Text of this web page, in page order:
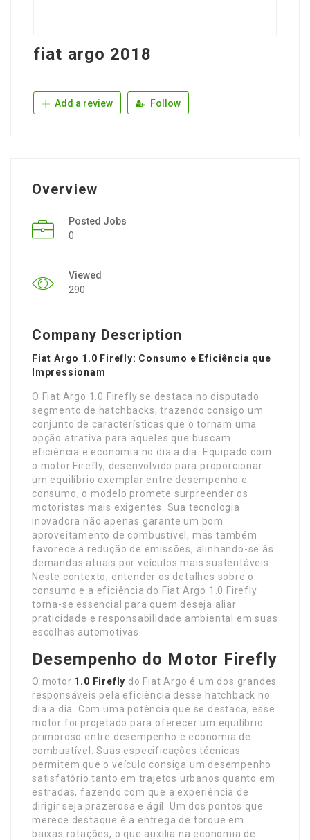
fiat argo 2018
Add a review Follow
Overview
Posted Jobs
0
Viewed
290
Company Description
Fiat Argo 1.0 Firefly: Consumo e Eficiência que
Impressionam
O Fiat Argo 1.0 Firefly se destaca no disputado
segmento de hatchbacks, trazendo consigo um
conjunto de características que o tornam uma
opção atrativa para aqueles que buscam
eficiência e economia no dia a dia. Equipado com
o motor Firefly, desenvolvido para proporcionar
um equilíbrio exemplar entre desempenho e
consumo, o modelo promete surpreender os
motoristas mais exigentes. Sua tecnologia
inovadora não apenas garante um bom
aproveitamento de combustível, mas também
favorece a redução de emissões, alinhando-se às
demandas atuais por veículos mais sustentáveis.
Neste contexto, entender os detalhes sobre o
consumo e a eficiência do Fiat Argo 1.0 Firefly
torna-se essencial para quem deseja aliar
praticidade e responsabilidade ambiental em suas
escolhas automotivas.
Desempenho do Motor Firefly
O motor 1.0 Firefly do Fiat Argo é um dos grandes
responsáveis pela eficiência desse hatchback no
dia a dia. Com uma potência que se destaca, esse
motor foi projetado para oferecer um equilíbrio
primoroso entre desempenho e economia de
combustível. Suas especificações técnicas
permitem que o veículo consiga um desempenho
satisfatório tanto em trajetos urbanos quanto em
estradas, fazendo com que a experiência de
dirigir seja prazerosa e ágil. Um dos pontos que
merece destaque é a entrega de torque em
baixas rotações, o que auxilia na economia de